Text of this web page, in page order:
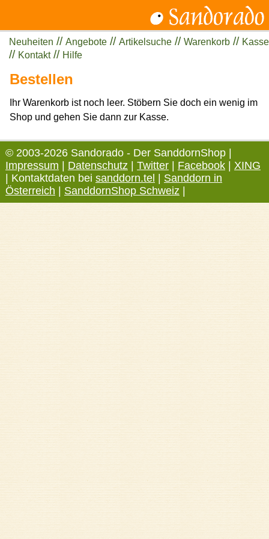
Neuheiten // Angebote // Artikelsuche // Warenkorb // Kasse
// Kontakt// Hilfe
Bestellen
Ihr Warenkorb ist noch leer. Stöbern Sie doch ein wenig im
Shop und gehen Sie dann zur Kasse.
© 2003-2026 Sandorado - Der SanddornShop |
Impressum | Datenschutz | Twitter | Facebook | XING
| Kontaktdaten bei sanddorn.tel | Sanddorn in
Österreich | SanddornShop Schweiz |